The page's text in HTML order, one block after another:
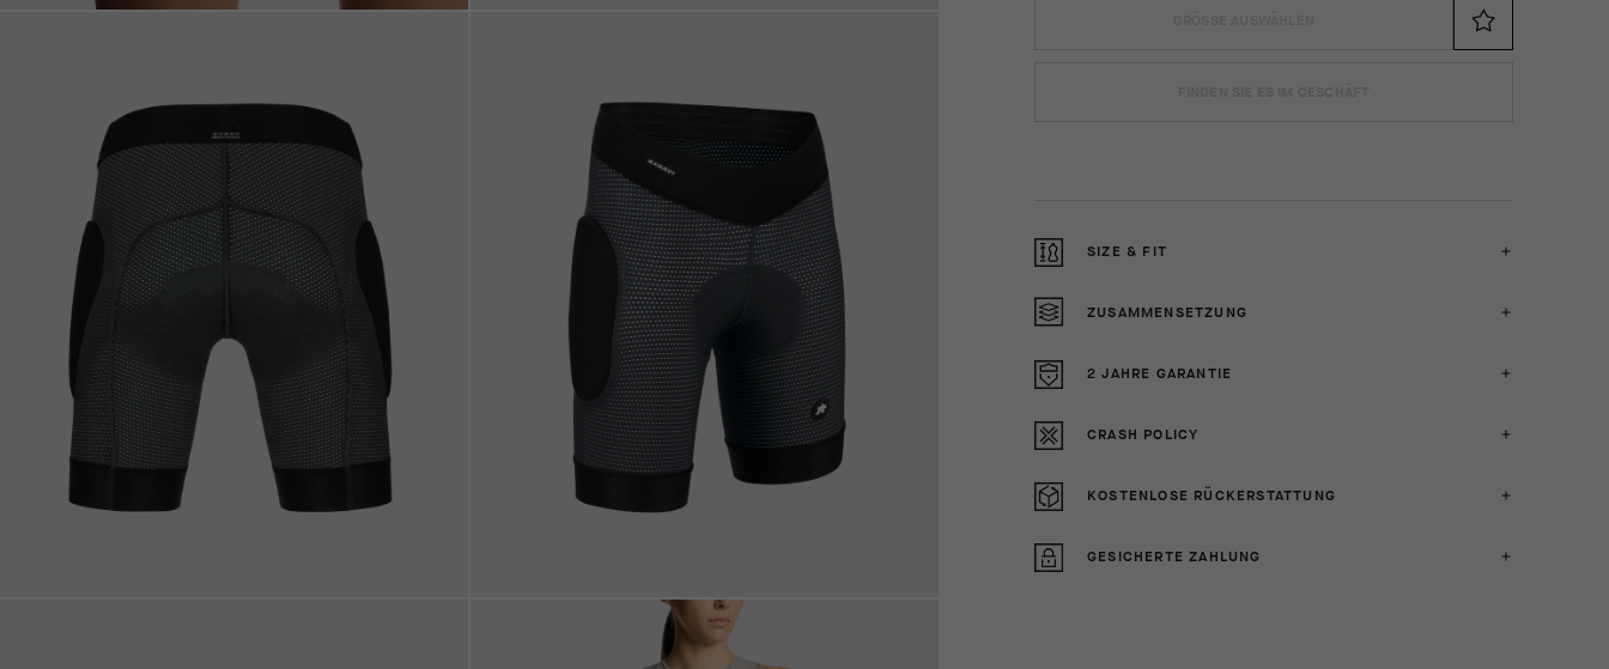
SIZE & FIT
ZUSAMMENSETZUNG
2 JAHRE GARANTIE
CRASH POLICY
KOSTENLOSE RÜCKERSTATTUNG
GESICHERTE ZAHLUNG